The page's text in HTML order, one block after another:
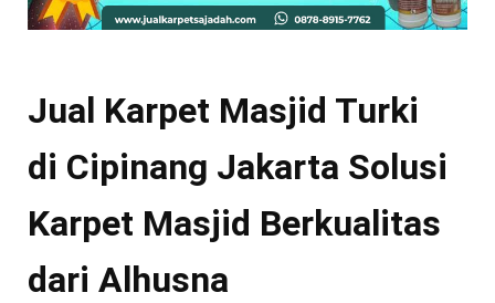
Jual Karpet Masjid Turki
di Cipinang Jakarta Solusi
Karpet Masjid Berkualitas
dari Alhusna